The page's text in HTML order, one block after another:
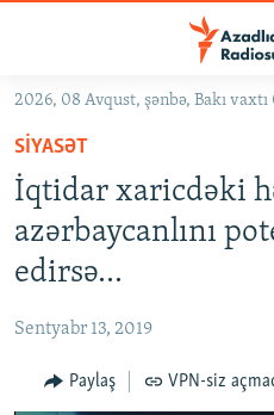
Əsas
qayıt
Əsas
naviqasiyaya
qayıt
Axtarışa
GÜNDƏM
#İZAHLA
KORRUPSIOMETR
#ƏSLINDƏ
QANUNI DOĞRU
ARAŞDIRMA
2026, 08 Avqust, şənbə, Bakı vaxtı
SIYASƏT
İqtidar xaricdəki
azərbaycanlını
edirsə...
Sentyabr 13, 2019
Paylaş VPN-siz